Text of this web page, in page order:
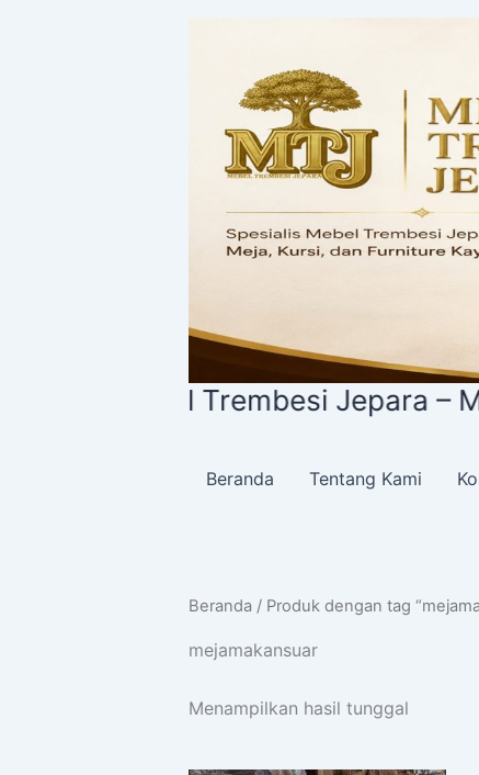
Mebel Trembesi Jepara – Meja,
Beranda Tentang Kami
Beranda / Produk dengan tag
mejamakansuar
Menampilkan hasil tunggal